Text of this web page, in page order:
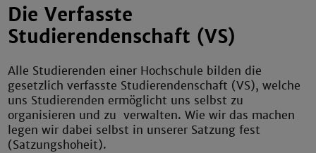
Die Verfasste
Studierendenschaft (VS)
Alle Studierenden einer Hochschule bilden die
gesetzlich verfasste Studierendenschaft (VS), welche
uns Studierenden ermöglicht uns selbst zu
organisieren und zu verwalten. Wie wir das machen
legen wir dabei selbst in unserer Satzung fest
(Satzungshoheit).